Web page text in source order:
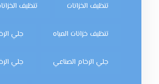
تنظيف الخزانات تنظيف
تنظيف خزانات المياه جلي
جلي الرخام الصناعي جلي